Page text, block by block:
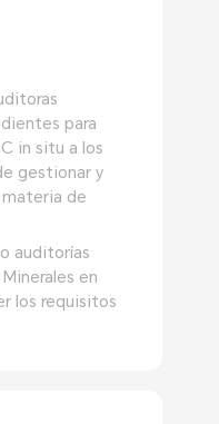
para
in situ a los
gestionar y
materia de
auditorías
en
los requisitos